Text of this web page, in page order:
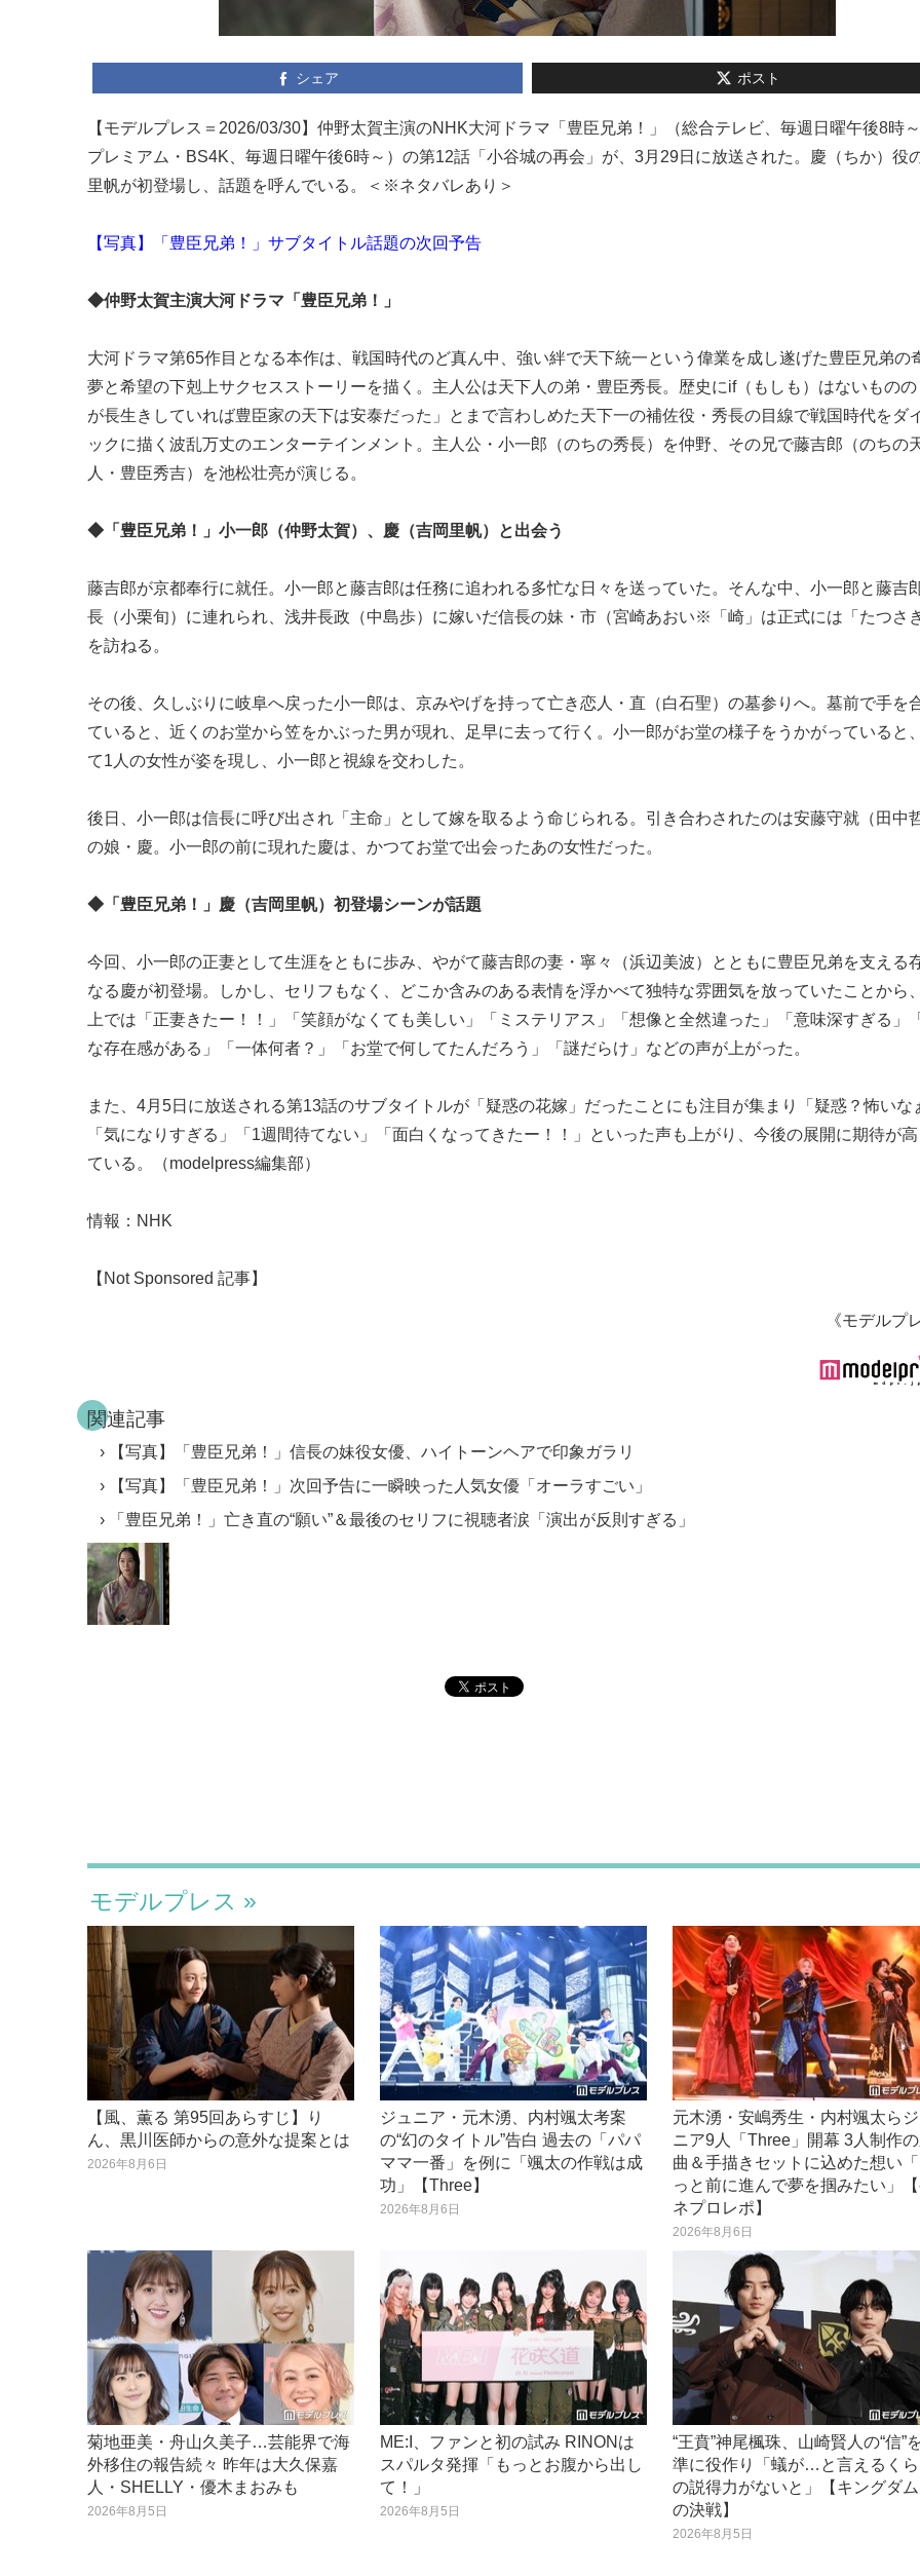
シェア ポスト
【モデルプレス＝2026/03/30】仲野太賀主演のNHK大河ドラマ「豊臣兄弟！」（総合テレビ、毎週日曜午後8時
プレミアム・BS4K、毎週日曜午後6時～）の第12話「小谷城の再会」が、3月29日に放送された。慶（ちか）役
里帆が初登場し、話題を呼んでいる。＜※ネタバレあり＞
【写真】「豊臣兄弟！」サブタイトル話題の次回予告
◆仲野太賀主演大河ドラマ「豊臣兄弟！」
大河ドラマ第65作目となる本作は、戦国時代のど真ん中、強い絆で天下統一という偉業を成し遂げた豊臣兄弟の
夢と希望の下剋上サクセスストーリーを描く。主人公は天下人の弟・豊臣秀長。歴史にif（もしも）はないもの
が長生きしていれば豊臣家の天下は安泰だった」とまで言わしめた天下一の補佐役・秀長の目線で戦国時代をダ
ックに描く波乱万丈のエンターテインメント。主人公・小一郎（のちの秀長）を仲野、その兄で藤吉郎（のちの
人・豊臣秀吉）を池松壮亮が演じる。
◆「豊臣兄弟！」小一郎（仲野太賀）、慶（吉岡里帆）と出会う
藤吉郎が京都奉行に就任。小一郎と藤吉郎は任務に追われる多忙な日々を送っていた。そんな中、小一郎と藤吉
長（小栗旬）に連れられ、浅井長政（中島歩）に嫁いだ信長の妹・市（宮崎あおい※「崎」は正式には「たつさ
を訪ねる。
その後、久しぶりに岐阜へ戻った小一郎は、京みやげを持って亡き恋人・直（白石聖）の墓参りへ。墓前で手を
ていると、近くのお堂から笠をかぶった男が現れ、足早に去って行く。小一郎がお堂の様子をうかがっていると
て1人の女性が姿を現し、小一郎と視線を交わした。
後日、小一郎は信長に呼び出され「主命」として嫁を取るよう命じられる。引き合わされたのは安藤守就（田中
の娘・慶。小一郎の前に現れた慶は、かつてお堂で出会ったあの女性だった。
◆「豊臣兄弟！」慶（吉岡里帆）初登場シーンが話題
今回、小一郎の正妻として生涯をともに歩み、やがて藤吉郎の妻・寧々（浜辺美波）とともに豊臣兄弟を支える
なる慶が初登場。しかし、セリフもなく、どこか含みのある表情を浮かべて独特な雰囲気を放っていたことから
上では「正妻きたー！！」「笑顔がなくても美しい」「ミステリアス」「想像と全然違った」「意味深すぎる」
な存在感がある」「一体何者？」「お堂で何してたんだろう」「謎だらけ」などの声が上がった。
また、4月5日に放送される第13話のサブタイトルが「疑惑の花嫁」だったことにも注目が集まり「疑惑？怖い
「気になりすぎる」「1週間待てない」「面白くなってきたー！！」といった声も上がり、今後の展開に期待が
ている。（modelpress編集部）
情報：NHK
【Not Sponsored 記事】
《モデルプ
関連記事
【写真】「豊臣兄弟！」信長の妹役女優、ハイトーンヘアで印象ガラリ
【写真】「豊臣兄弟！」次回予告に一瞬映った人気女優「オーラすごい」
「豊臣兄弟！」亡き直の“願い”＆最後のセリフに視聴者涙「演出が反則すぎる」
モデルプレス
【風、薫る 第95回あらすじ】り
ん、黒川医師からの意外な提案とは
2026年8月6日
ジュニア・元木湧、内村颯太考案
の“幻のタイトル”告白 過去の「パパ
ママ一番」を例に「颯太の作戦は成
功」【Three】
2026年8月6日
元木湧・安嶋秀生・内村颯太ら
ニア9人「Three」開幕 3人制作
曲＆手描きセットに込めた想い
っと前に進んで夢を掴みたい」
ネプロレポ】
2026年8月6日
菊地亜美・舟山久美子…芸能界で海
外移住の報告続々 昨年は大久保嘉
人・SHELLY・優木まおみも
2026年8月5日
ME:I、ファンと初の試み RINONは
スパルタ発揮「もっとお腹から出し
て！」
2026年8月5日
“王賁”神尾楓珠、山崎賢人の“信”
準に役作り「蟻が…と言えるく
の説得力がないと」【キングダ
の決戦】
2026年8月5日